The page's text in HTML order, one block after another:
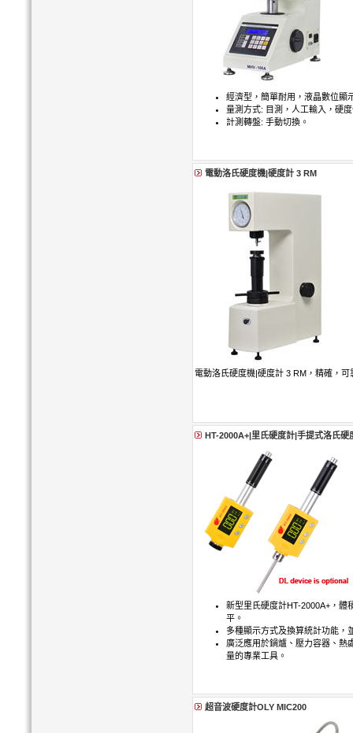
經濟型，簡單耐用，液晶數位顯
量測方式: 目測，人工輸入，硬
計測轉盤: 手動切換。
電動洛氏硬度機|硬度計 3 RM
電動洛氏硬度機|硬度計 3 RM，精確，可
HT-2000A+|里氏硬度計|手提式洛氏硬
新型里氏硬度計HT-2000A+，體
平。
多種顯示方式及換算統計功能，
廣泛應用於鍋爐、壓力容器、熱
量的專業工具。
超音波硬度計OLY MIC200